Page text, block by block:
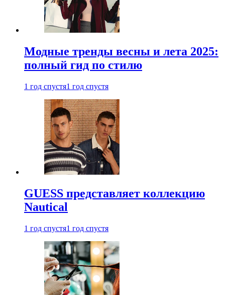
Модные тренды весны и лета 2025:
полный гид по стилю
1 год спустя1 год спустя
GUESS представляет коллекцию
Nautical
1 год спустя1 год спустя